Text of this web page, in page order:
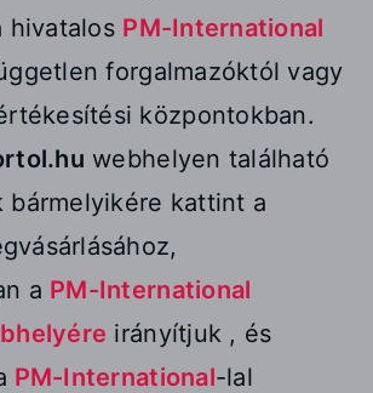
hivatalos PM-International
forgalmazóktól vagy
központokban.
webhelyen található
bármelyikére kattint a
a PM-International
irányítjuk , és
PM-International-lal